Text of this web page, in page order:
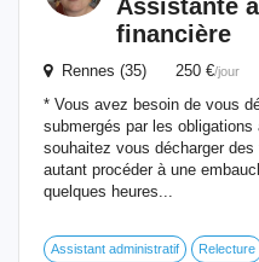
Assistante
financière
Rennes (35) 250 €/jour
* Vous avez besoin de vous
submergés par les
souhaitez vous décharger
autant procéder à une
quelques heures...
Assistant administratif Relecture